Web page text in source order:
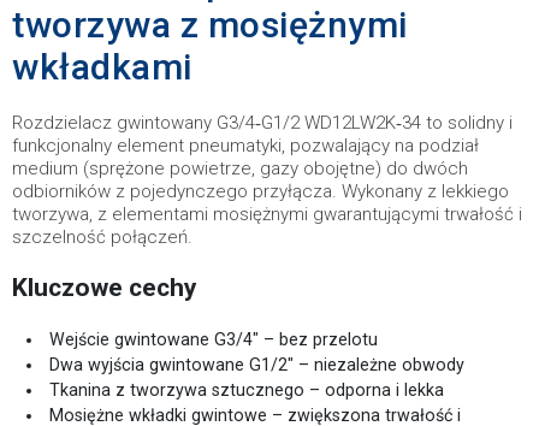
tworzywa z mosiężnymi
wkładkami
Rozdzielacz gwintowany G3/4‑G1/2 WD12LW2K‑34 to solidny i
funkcjonalny element pneumatyki, pozwalający na podział
medium (sprężone powietrze, gazy obojętne) do dwóch
odbiorników z pojedynczego przyłącza. Wykonany z lekkiego
tworzywa, z elementami mosiężnymi gwarantującymi trwałość i
szczelność połączeń.
Kluczowe cechy
Wejście gwintowane G3/4″ – bez przelotu
Dwa wyjścia gwintowane G1/2″ – niezależne obwody
Tkanina z tworzywa sztucznego – odporna i lekka
Mosiężne wkładki gwintowe – zwiększona trwałość i